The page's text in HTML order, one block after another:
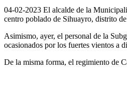
04-02-2023 El alcalde de la
centro poblado de Sihuayro, distrito
Asimismo, ayer, el personal de la
ocasionados por los fuertes vientos a
De la misma forma, el regimiento de